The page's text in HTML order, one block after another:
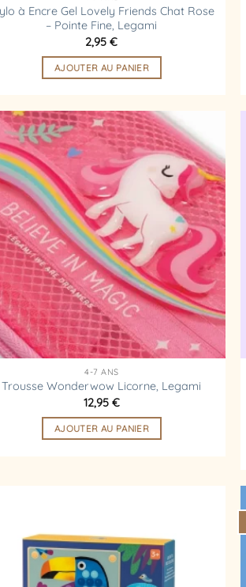
à Encre Gel Lovely Friends Chat Rose
– Pointe Fine, Legami
2,95€
AJOUTER AU PANIER
Ajouter
à la
liste
d’envies
4-7 ANS
Trousse Wonderwow Licorne, Legami
12,95 €
AJOUTER AU PANIER